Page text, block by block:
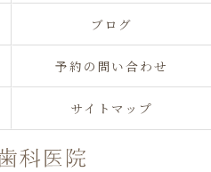
ブログ
予約の問い合わせ
サイトマップ